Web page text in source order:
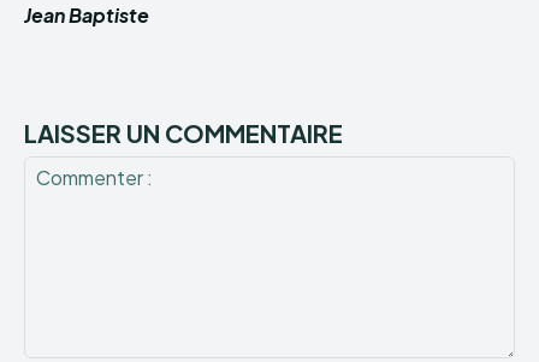
Jean Baptiste
LAISSER UN COMMENTAIRE